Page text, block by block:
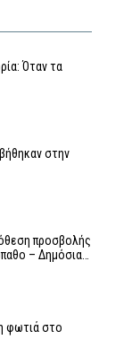
Όταν τα
στην
προσβολής
– Δημόσια…
φωτιά στο